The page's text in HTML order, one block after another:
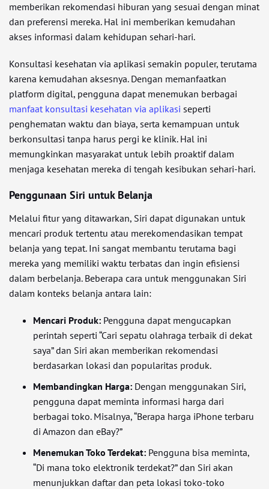
memberikan rekomendasi hiburan yang sesuai dengan minat
dan preferensi mereka. Hal ini memberikan kemudahan
akses informasi dalam kehidupan sehari-hari.
Konsultasi kesehatan via aplikasi semakin populer, terutama
karena kemudahan aksesnya. Dengan memanfaatkan
platform digital, pengguna dapat menemukan berbagai
manfaat konsultasi kesehatan via aplikasi seperti
penghematan waktu dan biaya, serta kemampuan untuk
berkonsultasi tanpa harus pergi ke klinik. Hal ini
memungkinkan masyarakat untuk lebih proaktif dalam
menjaga kesehatan mereka di tengah kesibukan sehari-hari.
Penggunaan Siri untuk Belanja
Melalui fitur yang ditawarkan, Siri dapat digunakan untuk
mencari produk tertentu atau merekomendasikan tempat
belanja yang tepat. Ini sangat membantu terutama bagi
mereka yang memiliki waktu terbatas dan ingin efisiensi
dalam berbelanja. Beberapa cara untuk menggunakan Siri
dalam konteks belanja antara lain:
Mencari Produk: Pengguna dapat mengucapkan
perintah seperti “Cari sepatu olahraga terbaik di dekat
saya” dan Siri akan memberikan rekomendasi
berdasarkan lokasi dan popularitas produk.
Membandingkan Harga: Dengan menggunakan Siri,
pengguna dapat meminta informasi harga dari
berbagai toko. Misalnya, “Berapa harga iPhone terbaru
di Amazon dan eBay?”
Menemukan Toko Terdekat: Pengguna bisa meminta,
“Di mana toko elektronik terdekat?” dan Siri akan
menunjukkan daftar dan peta lokasi toko-toko